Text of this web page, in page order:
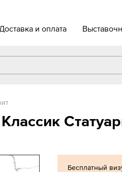
и оплата
Бесплатный